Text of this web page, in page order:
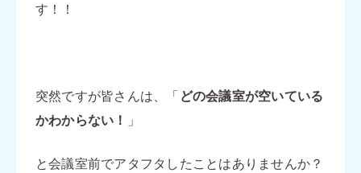
す！！
突然ですが皆さんは、「 どの会議室が空いている
かわからない！
」
と会議室前でアタフタしたことはありませんか？